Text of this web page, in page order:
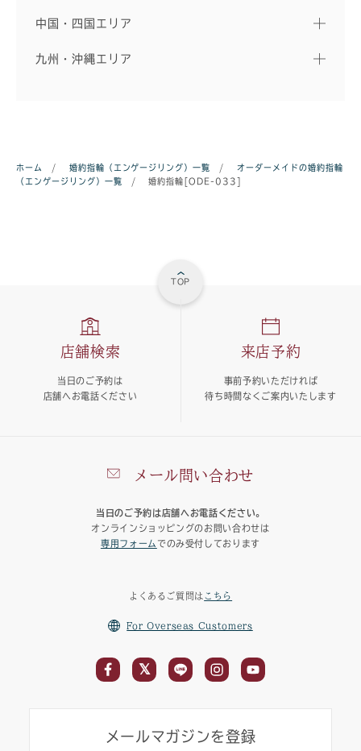
中国・四国エリア
九州・沖縄エリア
ホーム / 婚約指輪（エンゲージリング）一覧 /
オーダーメイドの婚約指輪
（エンゲージリング）一覧
/ 婚約指輪[ODE-033]
TOP
メール問い合わせ
当日のご予約は店舗へお電話ください。
オンラインショッピングのお問い合わせは
専用フォーム でのみ受付しております
店舗検索
当日のご予約は
店舗へお電話ください
来店予約
事前予約いただければ
待ち時間なくご案内いたします
よくあるご質問は こちら
For Overseas Customers
メールマガジンを登録